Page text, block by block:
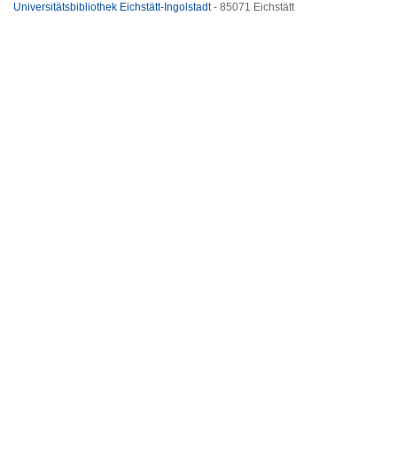
Universitätsbibliothek Eichstätt-Ingolstadt- 85071 Eichstätt